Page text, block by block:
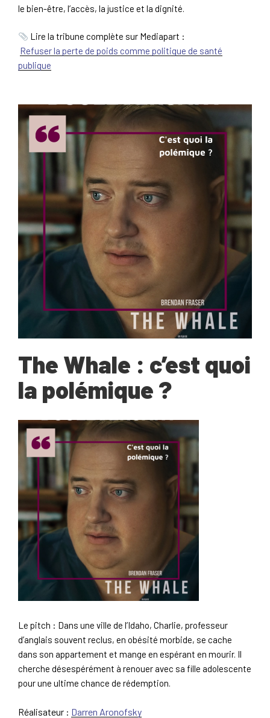
le bien-être, l’accès, la justice et la dignité.
Lire la tribune complète sur Mediapart :
Refuser la perte de poids comme politique de santé
publique
The Whale : c’est quoi
la polémique ?
Le pitch : Dans une ville de l’Idaho, Charlie, professeur
d’anglais souvent reclus, en obésité morbide, se cache
dans son appartement et mange en espérant en mourir. Il
cherche désespérément à renouer avec sa fille adolescente
pour une ultime chance de rédemption.
Réalisateur : Darren Aronofsky